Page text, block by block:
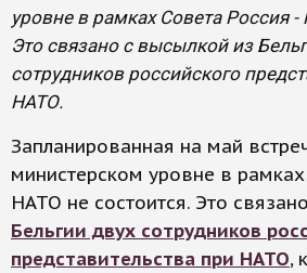
уровне в рамках Совета Россия -
Это связано с высылкой из
сотрудников российского
НАТО.
Запланированная на май
министерском уровне в
НАТО не состоится. Это
Бельгии двух сотрудников
представительства при НАТО,